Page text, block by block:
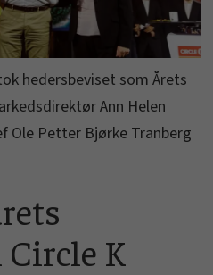
hedersbeviset som Årets
Ann Helen
Ole Petter Bjørke Tranberg
K